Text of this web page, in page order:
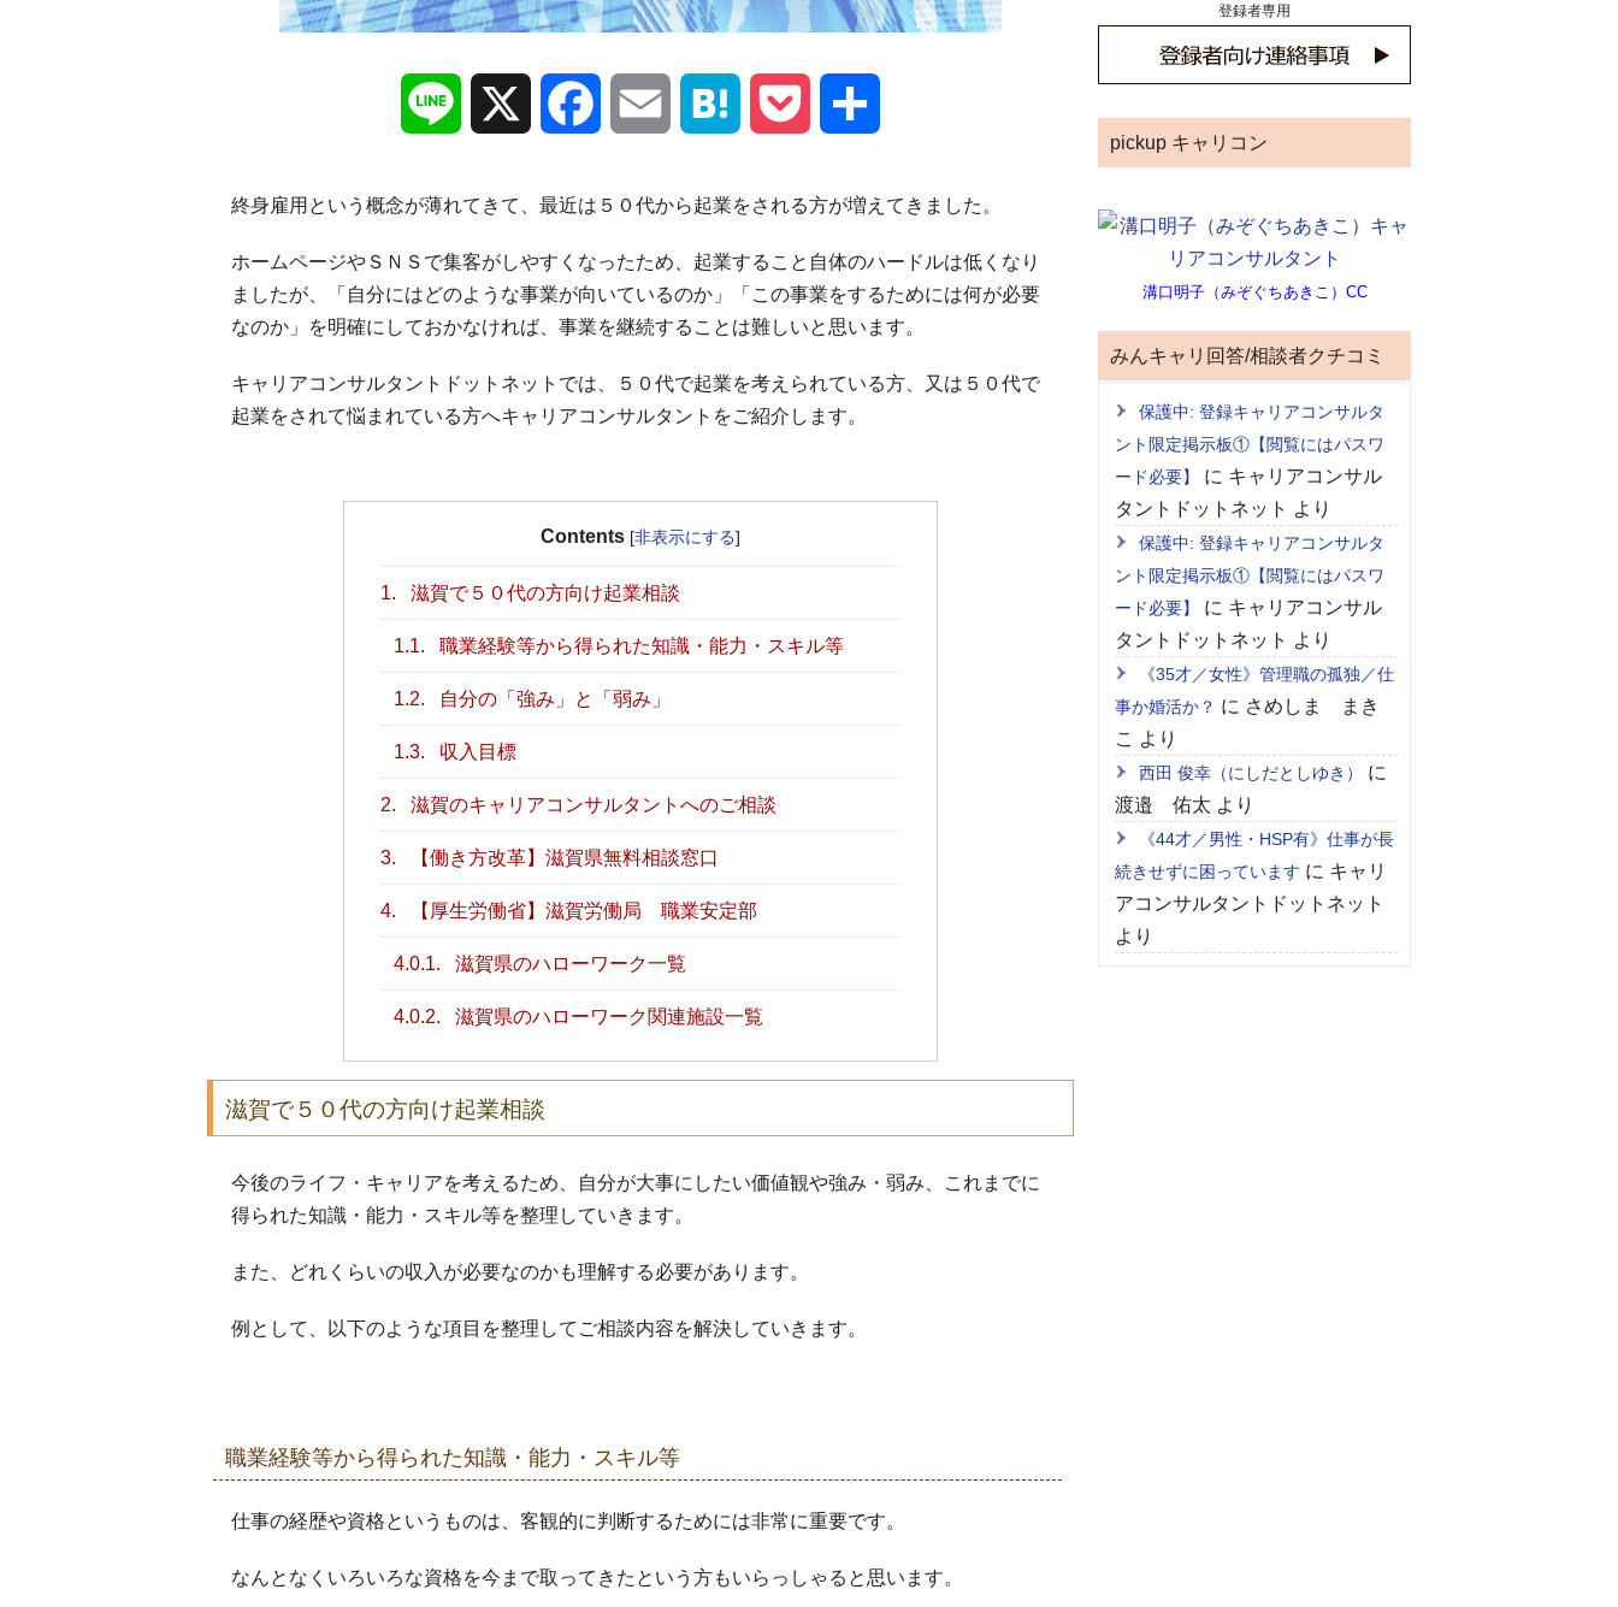
Line Facebook Email Hatena Pocket
終身雇用という概念が薄れてきて、最近は５０代から起業をされる方が増えてきました。
ホームページやＳＮＳで集客がしやすくなったため、起業すること自体のハードルは低くなり
ましたが、「自分にはどのような事業が向いているのか」「この事業をするためには何が必要
なのか」を明確にしておかなければ、事業を継続することは難しいと思います。
キャリアコンサルタントドットネットでは、５０代で起業を考えられている方、又は５０代で
起業をされて悩まれている方へキャリアコンサルタントをご紹介します。
Contents [非表示にする]
1. 滋賀で５０代の方向け起業相談
1.1. 職業経験等から得られた知識・能力・スキル等
1.2. 自分の「強み」と「弱み」
1.3. 収入目標
2. 滋賀のキャリアコンサルタントへのご相談
3. 【働き方改革】滋賀県無料相談窓口
4. 【厚生労働省】滋賀労働局 職業安定部
4.0.1. 滋賀県のハローワーク一覧
4.0.2. 滋賀県のハローワーク関連施設一覧
滋賀で５０代の方向け起業相談
今後のライフ・キャリアを考えるため、自分が大事にしたい価値観や強み・弱み、これまでに
得られた知識・能力・スキル等を整理していきます。
また、どれくらいの収入が必要なのかも理解する必要があります。
例として、以下のような項目を整理してご相談内容を解決していきます。
職業経験等から得られた知識・能力・スキル等
仕事の経歴や資格というものは、客観的に判断するためには非常に重要です。
なんとなくいろいろな資格を今まで取ってきたという方もいらっしゃると思います。
登録者専用
pickup キャリコン
溝口明子（みぞぐちあきこ）CC
みんキャリ回答/相談者クチコミ
保護中: 登録キャリアコンサルタ
ント限定掲示板①【閲覧にはパスワ
ード必要】
に キャリアコンサル
タントドットネット より
保護中: 登録キャリアコンサルタ
ント限定掲示板①【閲覧にはパスワ
ード必要】
に キャリアコンサル
タントドットネット より
《35才／女性》管理職の孤独／仕
事か婚活か？ に さめしま まき
こ より
西田 俊幸（にしだとしゆき）
に
渡邉 佑太 より
《44才／男性・HSP有》仕事が長
続きせずに困っています に キャリ
アコンサルタントドットネット
より